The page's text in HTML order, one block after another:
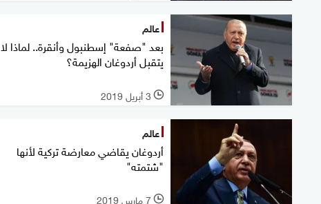
عالم
بعد "صفعة" إسطنبول وأنقرة.. لماذا لا
يتقبل أردوغان الهزيمة؟
l 3 أبريل 2019
عالم
أردوغان يقاضي معارضة تركية لأنها
"شتمته"
l 7 مارس 2019